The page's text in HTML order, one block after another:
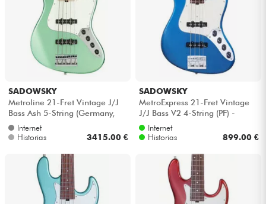
SADOWSKY
Metroline 21-Fret Vintage J/J
Bass Ash 5-String (Germany,
MN) - Sage green metallic satin
Internet
Historias
3415.00 €
SADOWSKY
MetroExpress 21-Fret Vintage
J/J Bass V2 4-String (PF) -
Ocean blue metallic
Internet
Historias
899.00 €